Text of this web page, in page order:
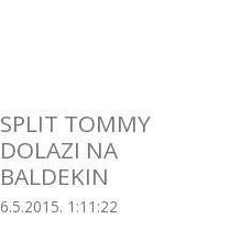
SPLIT TOMMY
DOLAZI NA
BALDEKIN
6.5.2015. 1:11:22